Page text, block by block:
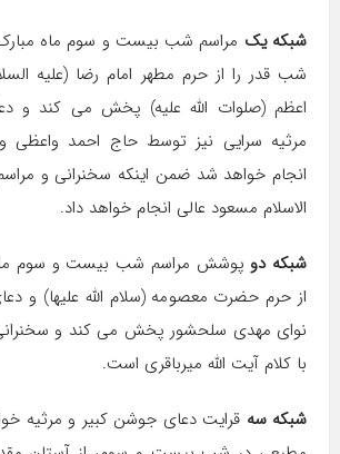
شبکه یک مراسم شب بیست و سوم ماه
شب قدر را از حرم مطهر امام رضا (علیه
اعظم (صلوات الله علیه) پخش می کند و
مرثیه سرایی نیز توسط حاج احمد
انجام خواهد شد ضمن اینکه سخنرانی و
الاسلام مسعود عالی انجام خواهد داد.
شبکه دو پوشش مراسم شب بیست و سوم
از حرم حضرت معصومه (سلام الله علیها) و
نوای مهدی سلحشور پخش می کند و
با کلام آیت الله میرباقری است.
شبکه سه قرایت دعای جوشن کبیر و مرثیه